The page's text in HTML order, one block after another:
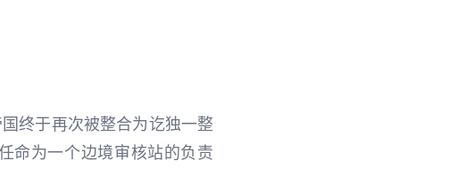
终于再次被整合为讫独一整
命为一个边境审核站的负责